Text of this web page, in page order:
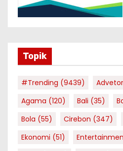
Topik
#Trending (9439)
Agama (120) Bali (35)
Bola (55) Cirebon (347)
Ekonomi (51)